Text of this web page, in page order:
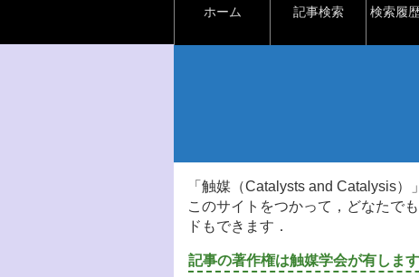
ホーム 記事検索 検索履
「触媒（Catalysts and Catalysis
このサイトをつかって，どなたで
ドもできます．
記事の著作権は触媒学会が有します